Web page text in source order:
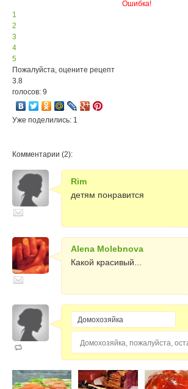
Ошибка!
1
2
3
4
5
Пожалуйста, оцените рецепт
3.8
голосов: 9
Уже поделились: 1
Комментарии (2):
Rim
детям понравится
Alena Molebnova
Какой красивый...